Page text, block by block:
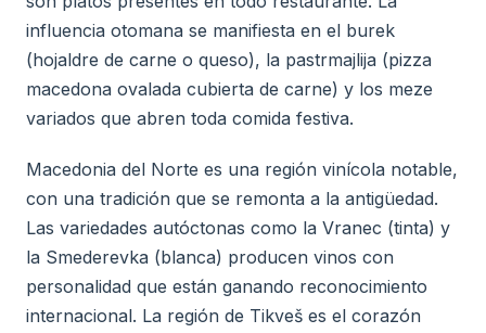
influencia otomana se manifiesta en el burek
(hojaldre de carne o queso), la pastrmajlija (pizza
macedona ovalada cubierta de carne) y los meze
variados que abren toda comida festiva.
Macedonia del Norte es una región vinícola notable,
con una tradición que se remonta a la antigüedad.
Las variedades autóctonas como la Vranec (tinta) y
la Smederevka (blanca) producen vinos con
personalidad que están ganando reconocimiento
internacional. La región de Tikveš es el corazón